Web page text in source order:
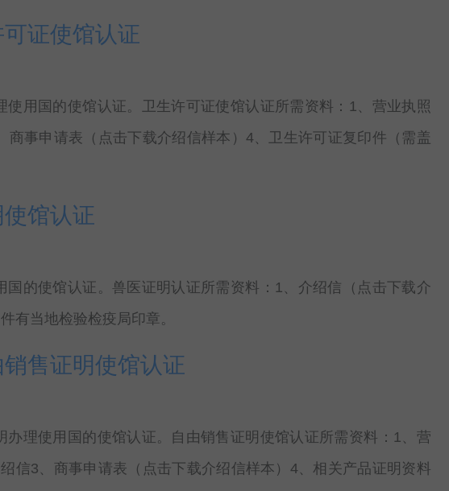
证使馆认证
使用国的使馆认证。卫生许可证使馆认证所需资料：1、营业执照
商事申请表（点击下载介绍信样本）4、卫生许可证复印件（需盖
馆认证
的使馆认证。兽医证明认证所需资料：1、介绍信（点击下载介
有当地检验检疫局印章。
售证明使馆认证
办理使用国的使馆认证。自由销售证明使馆认证所需资料：1、营
信3、商事申请表（点击下载介绍信样本）4、相关产品证明资料